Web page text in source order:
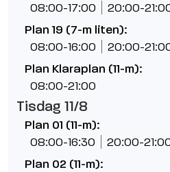
08:00-17:00 20:00-
Plan 19 (7-m liten):
08:00-16:00 20:00-
Plan Klaraplan (11-m):
08:00-21:00
Tisdag 11/8
Plan 01 (11-m):
08:00-16:30 20:00-
Plan 02 (11-m):